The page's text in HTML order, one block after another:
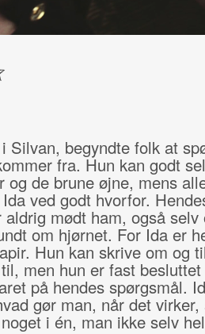
Silvan, begyndte folk at
fra. Hun kan godt
og de brune øjne, mens
ved godt hvorfor.
aldrig mødt ham, også selv
om hjørnet. For Ida er
Hun kan skrive om og
men hun er fast
på hendes spørgsmål.
gør man, når det virker,
i én, man ikke selv